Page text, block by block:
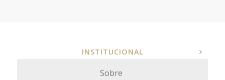
INSTITUCIONAL
Sobre